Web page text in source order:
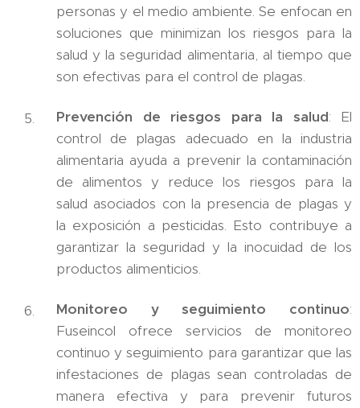
personas y el medio ambiente. Se enfocan en
soluciones que minimizan los riesgos para la
salud y la seguridad alimentaria, al tiempo que
son efectivas para el control de plagas.
Prevención de riesgos para la salud: El
control de plagas adecuado en la industria
alimentaria ayuda a prevenir la contaminación
de alimentos y reduce los riesgos para la
salud asociados con la presencia de plagas y
la exposición a pesticidas. Esto contribuye a
garantizar la seguridad y la inocuidad de los
productos alimenticios.
Monitoreo y seguimiento continuo:
Fuseincol ofrece servicios de monitoreo
continuo y seguimiento para garantizar que las
infestaciones de plagas sean controladas de
manera efectiva y para prevenir futuros